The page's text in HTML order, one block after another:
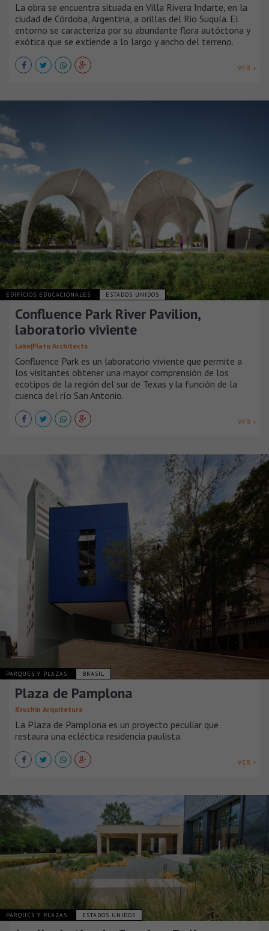
La obra se encuentra situada en Villa Rivera Indarte, en la
ciudad de Córdoba, Argentina, a orillas del Rio Suquía. El
entorno se caracteriza por su abundante flora autóctona y
exótica que se extiende a lo largo y ancho del terreno.
VER +
EDIFICIOS EDUCACIONALES ESTADOS UNIDOS
Confluence Park River Pavilion,
laboratorio viviente
Lake|Flato Architects
Confluence Park es un laboratorio viviente que permite a
los visitantes obtener una mayor comprensión de los
ecotipos de la región del sur de Texas y la función de la
cuenca del río San Antonio.
VER +
PARQUES Y PLAZAS BRASIL
Plaza de Pamplona
Kruchin Arquitetura
La Plaza de Pamplona es un proyecto peculiar que
restaura una ecléctica residencia paulista.
VER +
PARQUES Y PLAZAS ESTADOS UNIDOS